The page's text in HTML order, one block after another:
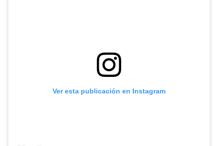
Ver esta publicación en Instagram